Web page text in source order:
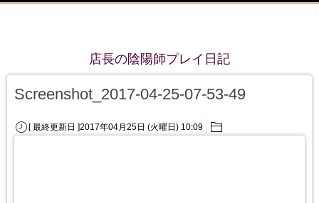
店長の陰陽師プレイ日記
Screenshot_2017-04-25-07-53-49
[ 最終更新日 ]2017年04月25日 (火曜日) 10:09